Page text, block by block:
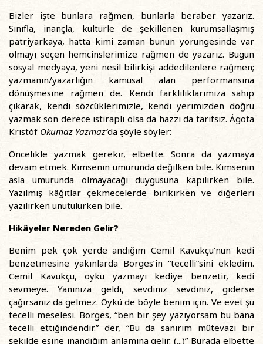
Bizler işte bunlara rağmen, bunlarla beraber yazarız.
Sınıfla, inançla, kültürle de şekillenen kurumsallaşmış
patriyarkaya, hatta kimi zaman bunun yörüngesinde var
olmayı seçen hemcinslerimize rağmen de yazarız. Bugün
sosyal medyaya, yeni nesil bilirkişi addedilenlere rağmen;
yazmanın/yazarlığın kamusal alan performansına
dönüşmesine rağmen de. Kendi farklılıklarımıza sahip
çıkarak, kendi sözcüklerimizle, kendi yerimizden doğru
yazmak son derece ıstıraplı olsa da hazzı da tarifsiz. Ágota
Kristóf Okumaz Yazmaz’da şöyle söyler:
Öncelikle yazmak gerekir, elbette. Sonra da yazmaya
devam etmek. Kimsenin umurunda değilken bile. Kimsenin
asla umurunda olmayacağı duygusuna kapılırken bile.
Yazılmış kâğıtlar çekmecelerde birikirken ve diğerleri
yazılırken unutulurken bile.
Hikâyeler Nereden Gelir?
Benim pek çok yerde andığım Cemil Kavukçu’nun kedi
benzetmesine yakınlarda Borges’in “tecelli”sini ekledim.
Cemil Kavukçu, öykü yazmayı kediye benzetir, kedi
sevmeye. Yanınıza geldi, sevdiniz sevdiniz, giderse
çağırsanız da gelmez. Öykü de böyle benim için. Ve evet şu
tecelli meselesi. Borges, “ben bir şey yazıyorsam bu bana
tecelli ettiğindendir.” der, “Bu da sanırım mütevazı bir
şekilde esine inandığım anlamına gelir. (...)” Burada elbette